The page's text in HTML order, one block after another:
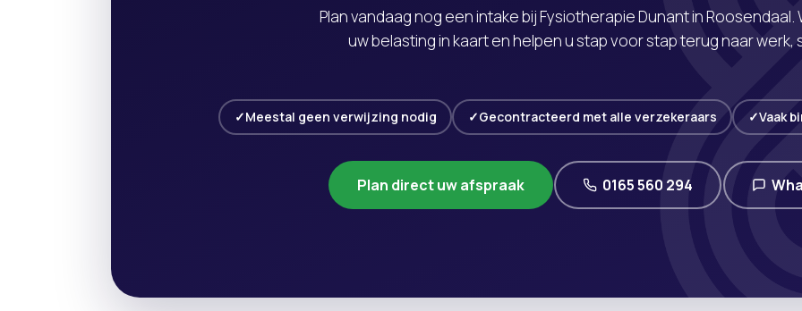
Plan vandaag nog een intake bij Fysiotherapie Dunant in Roosendaal.
uw belasting in kaart en helpen u stap voor stap terug naar werk,
Meestal geen verwijzing nodig Gecontracteerd met alle verzekeraars Vaak
Plan direct uw afspraak 0165 560 294